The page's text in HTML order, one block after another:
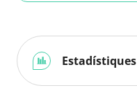
Estadístiques